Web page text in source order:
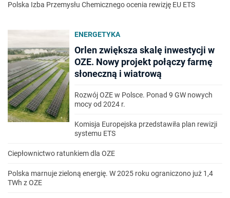
Polska Izba Przemysłu Chemicznego ocenia rewizję EU ETS
ENERGETYKA
Orlen zwiększa skalę inwestycji w
OZE. Nowy projekt połączy farmę
słoneczną i wiatrową
Rozwój OZE w Polsce. Ponad 9 GW nowych
mocy od 2024 r.
Komisja Europejska przedstawiła plan rewizji
systemu ETS
Ciepłownictwo ratunkiem dla OZE
Polska marnuje zieloną energię. W 2025 roku ograniczono już 1,4
TWh z OZE